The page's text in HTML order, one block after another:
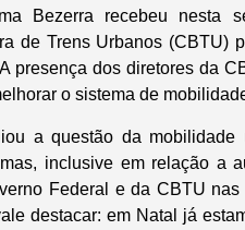
Bezerra recebeu nesta
de Trens Urbanos (CBTU)
presença dos diretores da
o sistema de
a questão da mobilidade
inclusive em relação a
Federal e da CBTU
destacar: em Natal já